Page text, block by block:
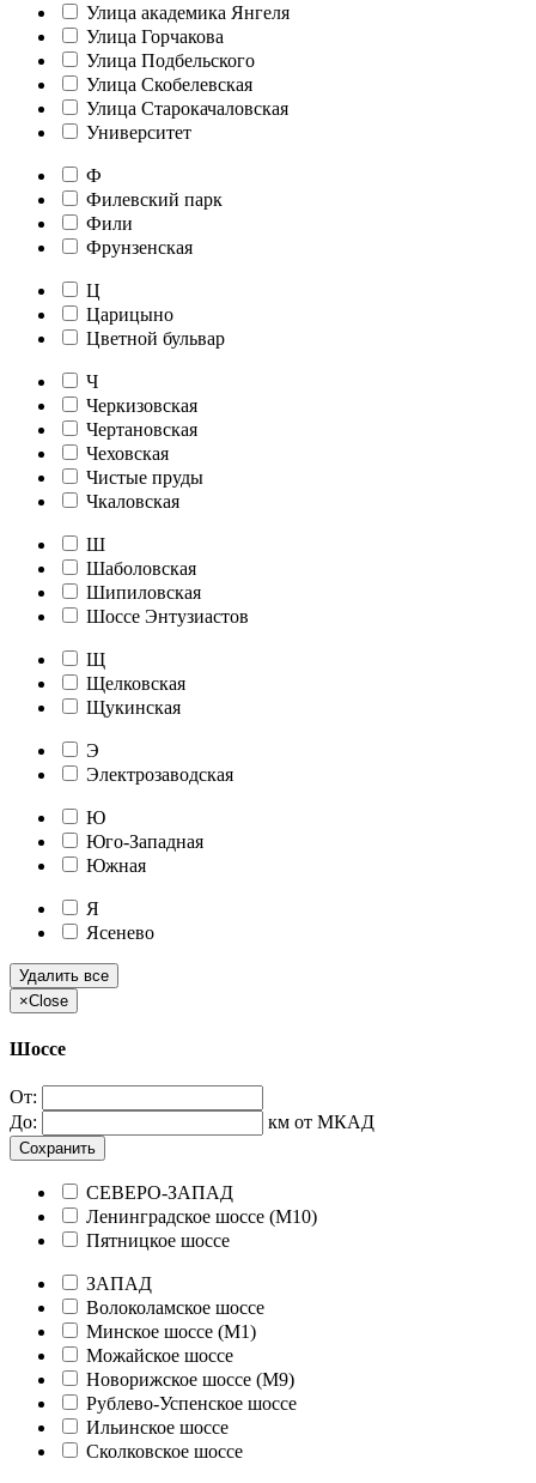
Улица академика Янгеля
Улица Горчакова
Улица Подбельского
Улица Скобелевская
Улица Старокачаловская
Университет
Ф
Филевский парк
Фили
Фрунзенская
Ц
Царицыно
Цветной бульвар
Ч
Черкизовская
Чертановская
Чеховская
Чистые пруды
Чкаловская
Ш
Шаболовская
Шипиловская
Шоссе Энтузиастов
Щ
Щелковская
Щукинская
Э
Электрозаводская
Ю
Юго-Западная
Южная
Я
Ясенево
Удалить все
×Close
Шоссе
От:
До:
км от МКАД
Сохранить
СЕВЕРО-ЗАПАД
Ленинградское шоссе (М10)
Пятницкое шоссе
ЗАПАД
Волоколамское шоссе
Минское шоссе (М1)
Можайское шоссе
Новорижское шоссе (М9)
Рублево-Успенское шоссе
Ильинское шоссе
Сколковское шоссе